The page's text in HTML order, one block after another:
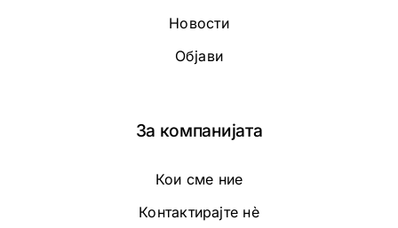
Новости
Објави
За компанијата
Кои сме ние
Контактирајте нè